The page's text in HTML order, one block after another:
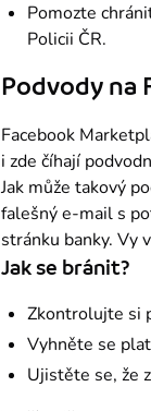
Pomozte
Policii ČR.
Podvody na
Facebook
i zde číhají
Jak může takový
falešný e-mail s
stránku banky. Vy
Jak se bránit?
Zkontrolujte si
Vyhněte se
Ujistěte se, že